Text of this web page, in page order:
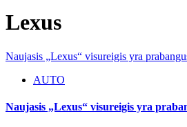
Lexus
Naujasis „Lexus“ visureigis yra
AUTO
Naujasis „Lexus“ visureigis yra